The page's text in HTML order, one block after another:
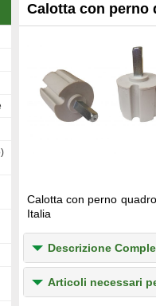
Calotta con perno
Calotta con perno
Italia
Descrizione
Articoli necessari